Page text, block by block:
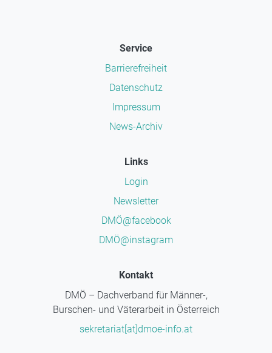
Service
Barrierefreiheit
Datenschutz
Impressum
News-Archiv
Links
Login
Newsletter
DMÖ@facebook
DMÖ@instagram
Kontakt
DMÖ – Dachverband für Männer-,
Burschen- und Väterarbeit in Österreich
sekretariat[at]dmoe-info.at